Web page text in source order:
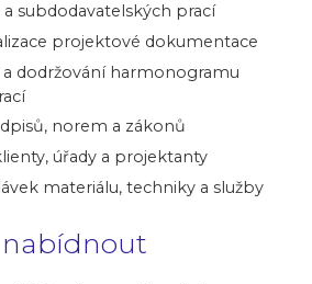
subdodavatelských prací
projektové dokumentace
a dodržování harmonogramu
norem a zákonů
úřady a projektanty
materiálu, techniky a služby
nabídnout